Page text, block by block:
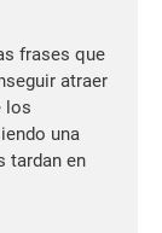
frases que
atraer
los
una
tardan en